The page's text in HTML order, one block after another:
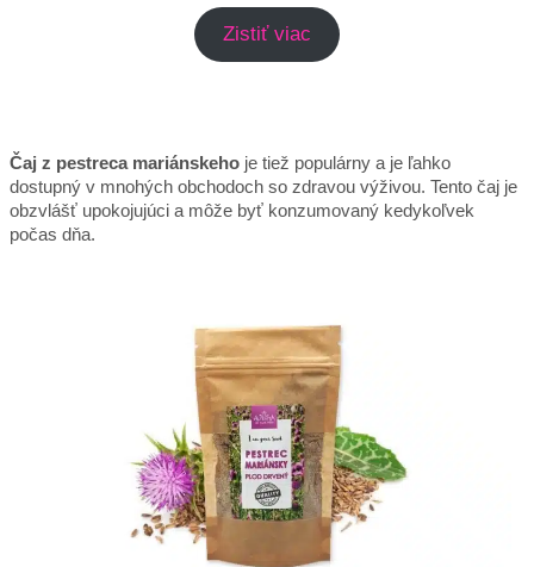
Zistiť viac
Čaj z pestreca mariánskeho je tiež populárny a je ľahko
dostupný v mnohých obchodoch so zdravou výživou. Tento čaj je
obzvlášť upokojujúci a môže byť konzumovaný kedykoľvek
počas dňa.